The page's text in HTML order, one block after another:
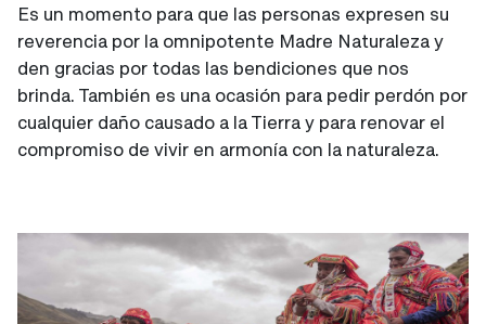
Es un momento para que las personas expresen su
reverencia por la omnipotente Madre Naturaleza y
den gracias por todas las bendiciones que nos
brinda. También es una ocasión para pedir perdón por
cualquier daño causado a la Tierra y para renovar el
compromiso de vivir en armonía con la naturaleza.